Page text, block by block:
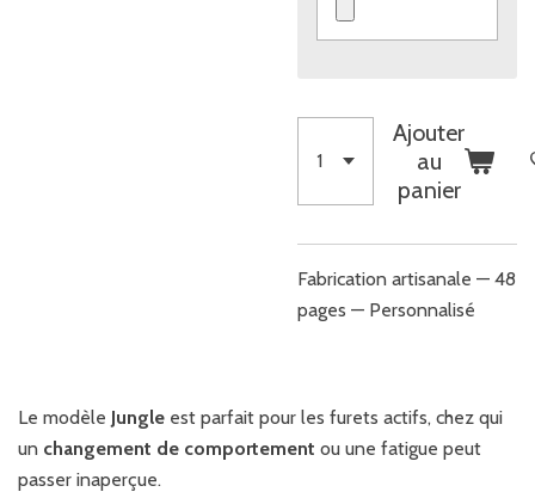
Ajouter
au
panier
Fabrication artisanale — 48
pages — Personnalisé
Le modèle Jungle est parfait pour les furets actifs, chez qui
un changement de comportement ou une fatigue peut
passer inaperçue.